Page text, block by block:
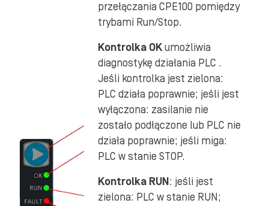
przełączania CPE100 pomiędzy
trybami Run/Stop.
Kontrolka OKumożliwia
diagnostykę działania PLC .
Jeśli kontrolka jest zielona:
PLC działa poprawnie; jeśli jest
wyłączona: zasilanie nie
zostało podłączone lub PLC nie
działa poprawnie; jeśli miga:
PLC w stanie STOP.
Kontrolka RUN : jeśli jest
zielona: PLC w stanie RUN;